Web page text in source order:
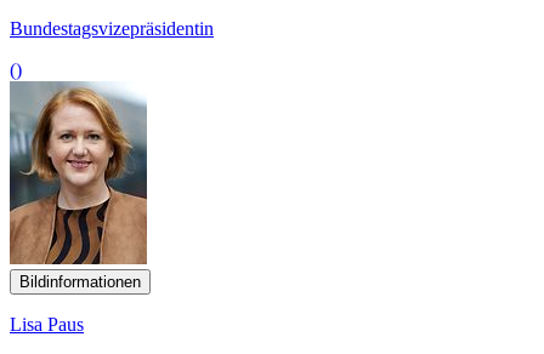
Bundestagsvizepräsidentin
()
Bildinformationen
Lisa Paus